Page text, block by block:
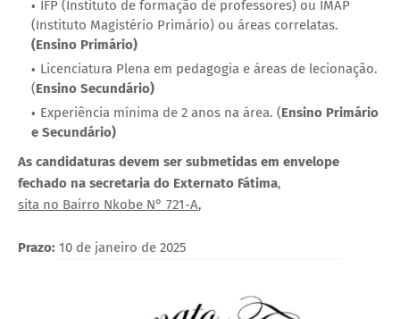
IFP (Instituto de formação de professores) ou IMAP
(Instituto Magistério Primário) ou áreas correlatas.
(Ensino Primário)
Licenciatura Plena em pedagogia e áreas de lecionação.
(Ensino Secundário)
Experiência mínima de 2 anos na área. (Ensino Primário
e Secundário)
As candidaturas devem ser submetidas em envelope
fechado na secretaria do Externato Fátima,
sita no Bairro Nkobe N° 721-A,
Prazo: 10 de janeiro de 2025